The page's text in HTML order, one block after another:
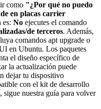
como "¿Por qué no puedo
en placas carrier
es: No ejecutes el comando
de terceros. Además,
comandos apt upgrade o
en Ubuntu. Los paquetes
el diseño específico de
la actualización puede
dejar tu dispositivo
con el kit de desarrollo
sigue nuestra guía para volver